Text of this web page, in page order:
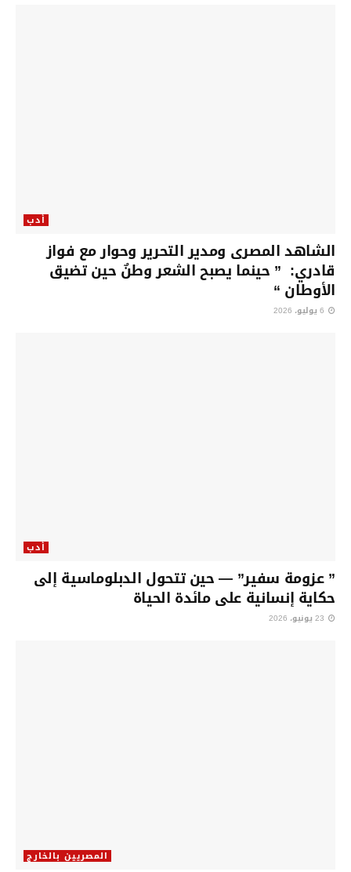
أدب
الشاهد المصرى ومدير التحرير وحوار مع فواز
قادري: ” حينما يصبح الشعر وطنٌ حين تضيق
الأوطان “
أدب
” عزومة سفير” — حين تتحول الدبلوماسية إلى
حكاية إنسانية على مائدة الحياة
المصريين بالخارج